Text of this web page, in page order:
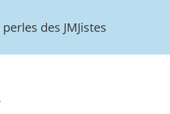
des JMJistes